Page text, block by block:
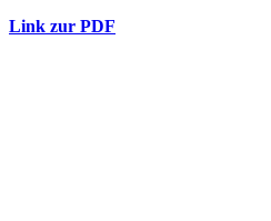
Link zur PDF